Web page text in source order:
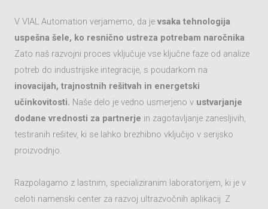
V VIAL Automation verjamemo, da je vsaka tehnologija
uspešna šele, ko resnično ustreza potrebam naročnika.
Zato naš razvojni proces vključuje vse ključne faze od analize
potreb do industrijske integracije, s poudarkom na
inovacijah, trajnostnih rešitvah in energetski
učinkovitosti. Naše delo je vedno usmerjeno v ustvarjanje
dodane vrednosti za partnerje in zagotavljanje zanesljivih,
testiranih rešitev, ki se lahko brezhibno vključijo v serijsko
proizvodnjo.
Razpolagamo z lastnim, specializiranim laboratorijem, ki je v
celoti namenski center za razvoj ultrazvočnih aplikacij. Z